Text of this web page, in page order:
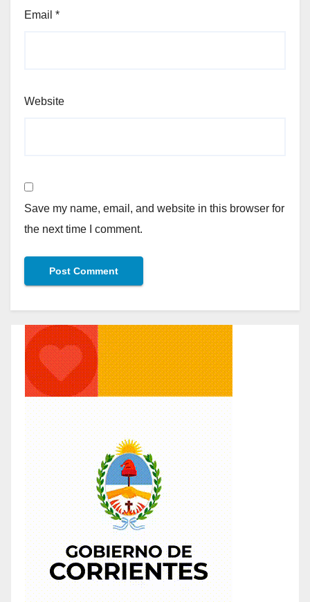
Email *
Website
Save my name, email, and website in this browser for
the next time I comment.